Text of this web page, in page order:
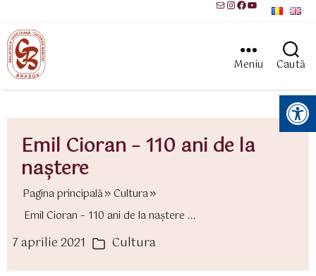
MailInstagram
Facebook
YouTube
Meniu Caută
Instrumente pentru accesibilitate
Emil Cioran – 110 ani de la
naștere
Pagina principală
Cultura
Emil Cioran – 110 ani de la naștere ...
7 aprilie 2021 Categorii
Cultura